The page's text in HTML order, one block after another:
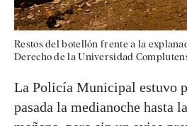
Restos del botellón frente a la
Derecho de la Universidad
La Policía Municipal estuvo
pasada la medianoche hasta